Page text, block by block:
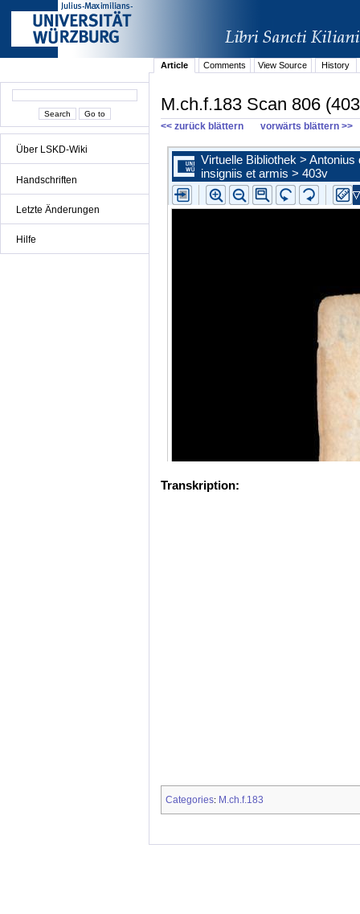
Über LSKD-Wiki
Handschriften
Letzte Änderungen
Hilfe
Article Comments View Source History
M.ch.f.183 Scan 806
<< zurück blättern vorwärts blättern >>
Transkription:
Categories: M.ch.f.183